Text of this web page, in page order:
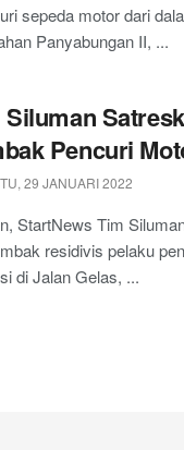
sepeda motor dari
Panyabungan II, ...
Pencuri
29 JANUARI 2022
StartNews Tim
residivis pelaku
di Jalan Gelas, ...